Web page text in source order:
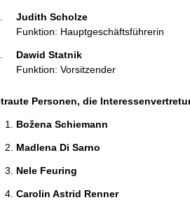
Judith Scholze
Funktion: Hauptgeschäftsführerin
Dawid Statnik
Funktion: Vorsitzender
Personen, die
Božena Schiemann
Madlena Di Sarno
Nele Feuring
Carolin Astrid Renner